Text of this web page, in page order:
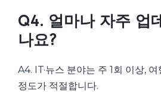
Q4. 얼마나 자주 업
나요?
A4. IT·뉴스 분야는 주 1회 이상, 여
정도가 적절합니다.